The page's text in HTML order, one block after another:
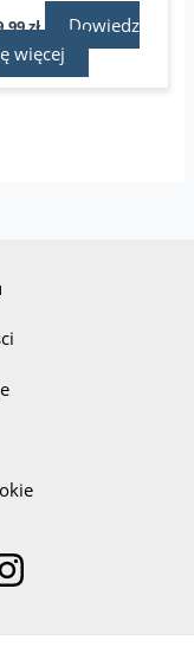
zł
Dowiedz
więcej